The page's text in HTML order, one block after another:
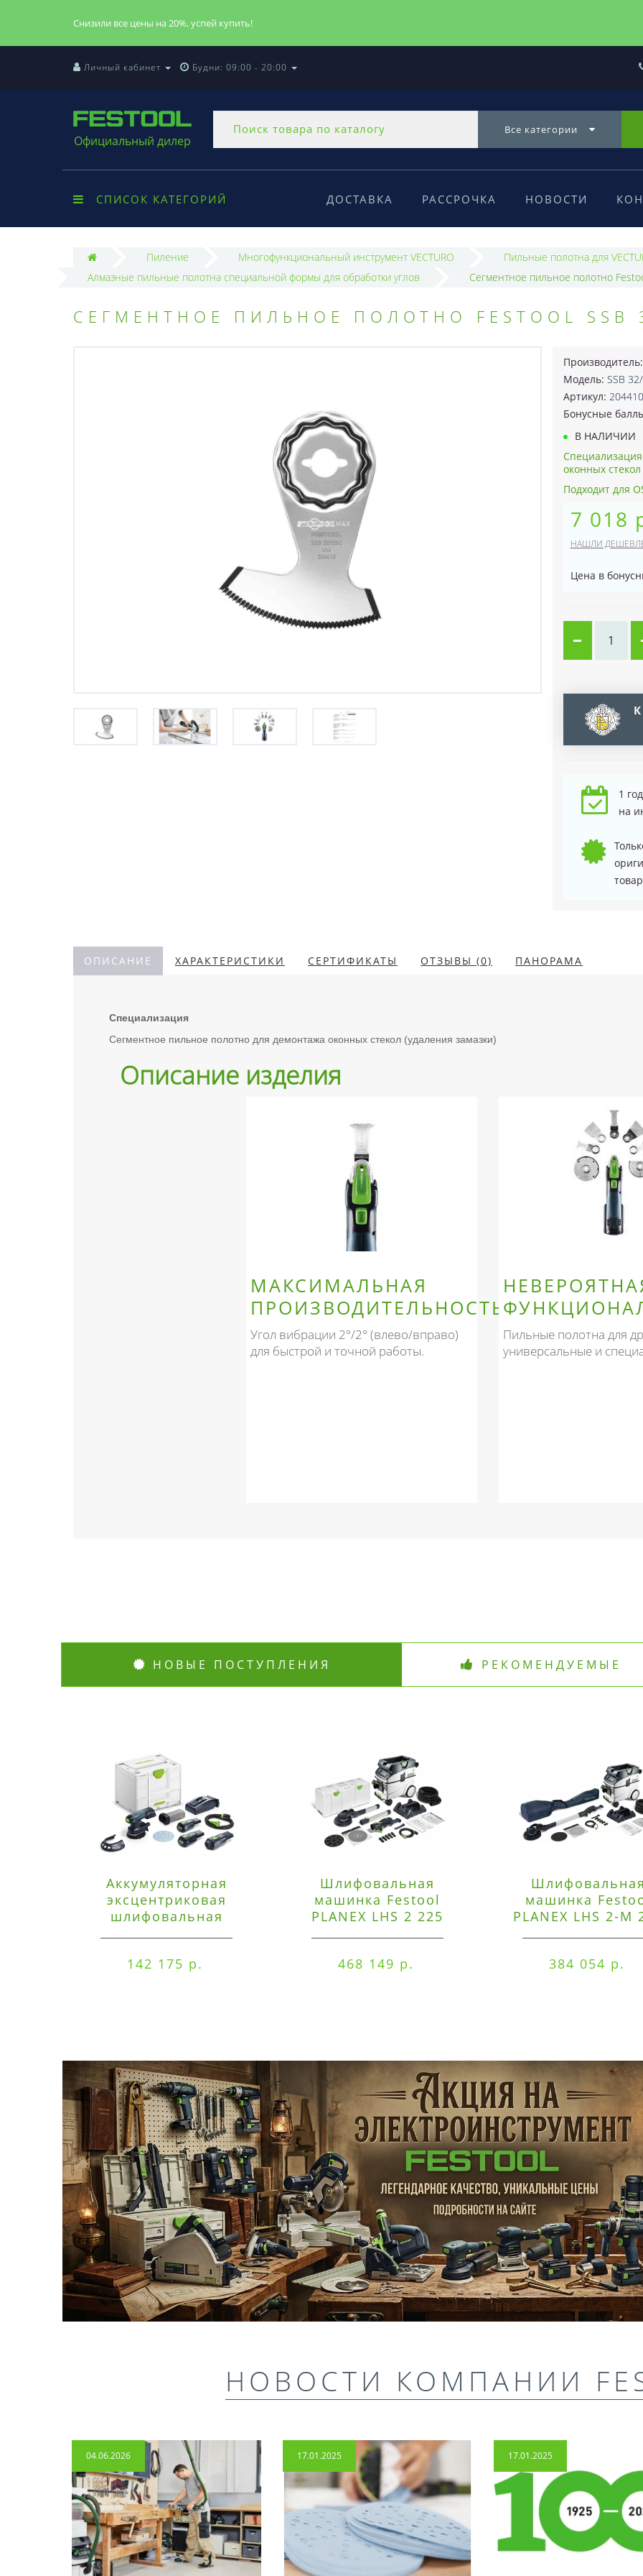
Снизили все цены на 20%, успей купить!
Личный кабинет Будни: 09:00 - 20:00
Официальный дилер
Все категории
СПИСОК КАТЕГОРИЙ ДОСТАВКА РАССРОЧКА НОВОСТИ
Пиление Многофункциональный инструмент VECTURO
Пильные полотна для
Алмазные пильные полотна специальной формы для обработки углов
Сегментное пильное полотно
СЕГМЕНТНОЕ ПИЛЬНОЕ ПОЛОТНО FESTOOL SSB
Модель: SSB
Артикул: 204410
Бонусные
В НАЛИЧИИ
оконных
Подходит для
7 018
НАШЛИ
Цена в
1
на
ОПИСАНИЕ ХАРАКТЕРИСТИКИ СЕРТИФИКАТЫ ОТЗЫВЫ (0) ПАНОРАМА
Специализация
Сегментное пильное полотно для демонтажа оконных стекол (удаления замазки)
Описание изделия
МАКСИМАЛЬНАЯ
ПРОИЗВОДИТЕЛЬНОСТЬ
Угол вибрации 2°/2° (влево/вправо)
для быстрой и точной работы.
Пильные полотна для
универсальные и
НОВЫЕ ПОСТУПЛЕНИЯ РЕКОМЕНДУЕМЫЕ
Аккумуляторная
эксцентриковая
шлифовальная
142 175 р.
Шлифовальная
машинка Festool
PLANEX LHS 2 225
468 149 р.
машинка
PLANEX LHS 2-M
384 054 р.
НОВОСТИ КОМПАНИИ
04.06.2026 17.01.2025 17.01.2025